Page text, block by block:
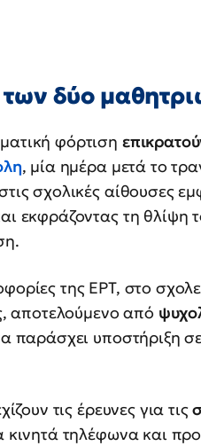
δύο
φόρτιση
, μία ημέρα μετά το
σχολικές αίθουσες
εκφράζοντας τη θλίψη
της ΕΡΤ, στο
αποτελούμενο από
παράσχει υποστήριξη
τις έρευνες για τις
κινητά τηλέφωνα και